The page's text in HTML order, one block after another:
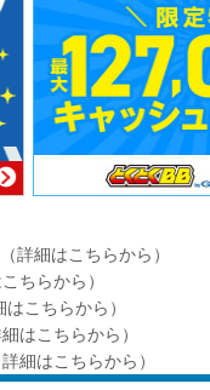
詳細はこちらから）
ちらから）
こちらから）
はこちらから）
細はこちらから）